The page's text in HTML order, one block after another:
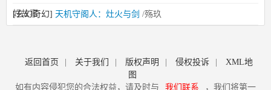
好故事
[玄幻奇幻] 天机守阁人：灶火与剑 /殇玖
返回首页 关于我们 版权声明 侵权投诉
XML地
图
如有内容侵犯您的合法权益，请及时与
我们联系 ，我们将第一